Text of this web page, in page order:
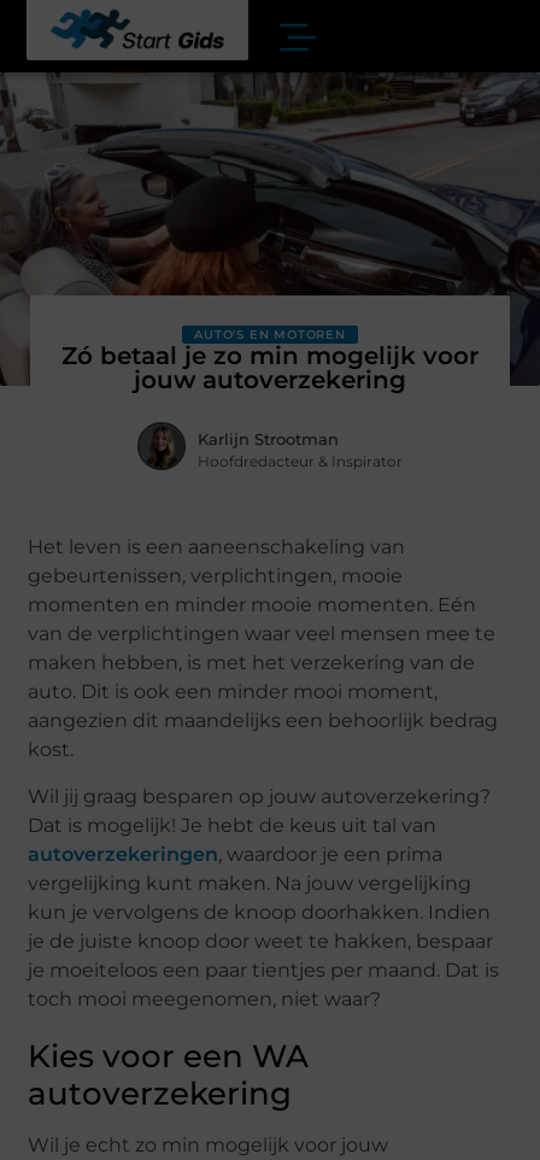
AUTO'S EN MOTOREN
Zó betaal je zo min mogelijk voor
jouw autoverzekering
Karlijn Strootman
Hoofdredacteur & Inspirator
Het leven is een aaneenschakeling van
gebeurtenissen, verplichtingen, mooie
momenten en minder mooie momenten. Eén
van de verplichtingen waar veel mensen mee te
maken hebben, is met het verzekering van de
auto. Dit is ook een minder mooi moment,
aangezien dit maandelijks een behoorlijk bedrag
kost.
Wil jij graag besparen op jouw autoverzekering?
Dat is mogelijk! Je hebt de keus uit tal van
autoverzekeringen, waardoor je een prima
vergelijking kunt maken. Na jouw vergelijking
kun je vervolgens de knoop doorhakken. Indien
je de juiste knoop door weet te hakken, bespaar
je moeiteloos een paar tientjes per maand. Dat is
toch mooi meegenomen, niet waar?
Kies voor een WA
autoverzekering
Wil je echt zo min mogelijk voor jouw